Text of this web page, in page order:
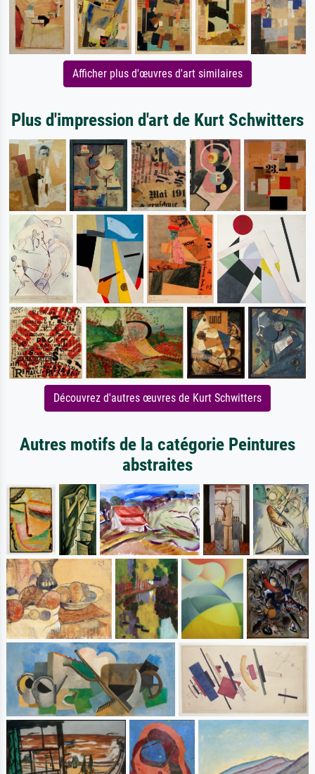
Afficher plus d'œuvres d'art similaires
Plus d'impression d'art de Kurt Schwitters
Découvrez d'autres œuvres de Kurt Schwitters
Autres motifs de la catégorie Peintures
abstraites